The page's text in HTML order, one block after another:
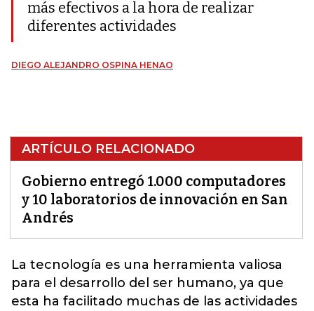
más efectivos a la hora de realizar
diferentes actividades
DIEGO ALEJANDRO OSPINA HENAO
ARTÍCULO RELACIONADO
Gobierno entregó 1.000 computadores
y 10 laboratorios de innovación en San
Andrés
La tecnología es una herramienta valiosa
para el desarrollo del ser humano, ya que
esta ha facilitado muchas de las actividades